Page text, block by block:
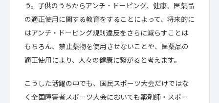
う。子供のうちからアンチ・ドーピング、健康、医薬品
の適正使用に関する教育をすることによって、将来的に
はアンチ・ドーピング規則違反をさらに減らすことは
もちろん、禁止薬物を使用させないことや、医薬品の
適正使用により、人々の健康に繋がると考えます。
こうした活躍の中でも、国民スポーツ大会だけではな
く全国障害者スポーツ大会においても薬剤師・スポー